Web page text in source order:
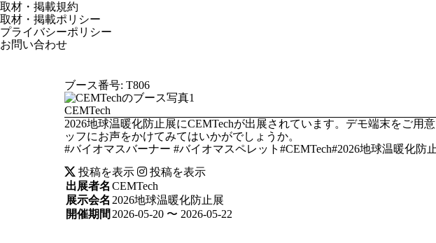
取材・掲載規約
取材・掲載ポリシー
プライバシーポリシー
お問い合わせ
ブース番号: T806
CEMTech
2026地球温暖化防止展にCEMTechが出展されています。デモ端末をご
ッフにお声をかけてみてはいかがでしょうか。
#バイオマスバーナー #バイオマスペレット#CEMTech#2026地球温暖化防
投稿を表示
投稿を表示
出展者名 CEMTech
展示会名 2026地球温暖化防止展
開催期間 2026-05-20 〜 2026-05-22